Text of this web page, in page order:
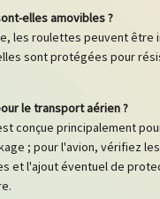
elles amovibles ?
les roulettes peuvent être
sont protégées pour
le transport aérien ?
conçue principalement
; pour l'avion, vérifiez
et l'ajout éventuel de